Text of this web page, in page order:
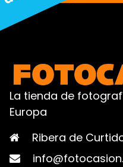
La tienda de
Europa
Ribera de